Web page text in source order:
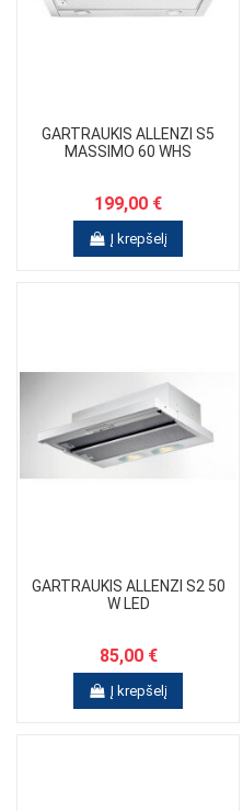
GARTRAUKIS ALLENZI S5
MASSIMO 60 WHS
199,00 €
Į krepšelį
GARTRAUKIS ALLENZI S2 50
W LED
85,00 €
Į krepšelį